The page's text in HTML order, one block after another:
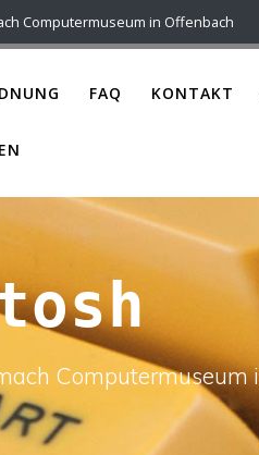
Computermuseum in Offenbach
FAQ KONTAKT
Computermuseum